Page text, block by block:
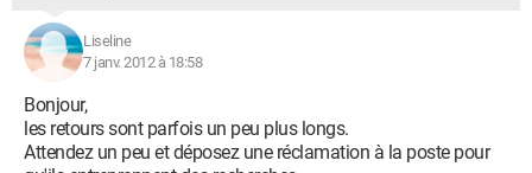
Liseline
7 janv. 2012 à 18:58
Bonjour,
les retours sont parfois un peu plus longs.
Attendez un peu et déposez une réclamation à la poste pour